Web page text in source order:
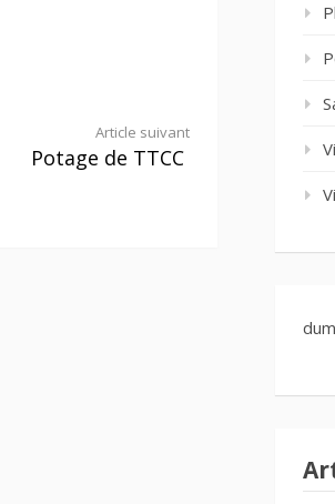
Article suivant
Potage de TTCC